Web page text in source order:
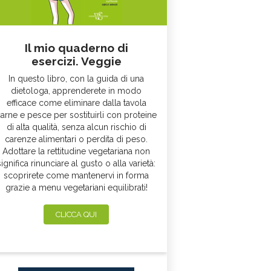
Il mio quaderno di
esercizi. Veggie
In questo libro, con la guida di una
dietologa, apprenderete in modo
efficace come eliminare dalla tavola
e pesce per sostituirli con proteine
di alta qualità, senza alcun rischio di
carenze alimentari o perdita di peso.
Adottare la rettitudine vegetariana non
rinunciare al gusto o alla varietà:
scoprirete come mantenervi in forma
grazie a menu vegetariani equilibrati!
CLICCA QUI